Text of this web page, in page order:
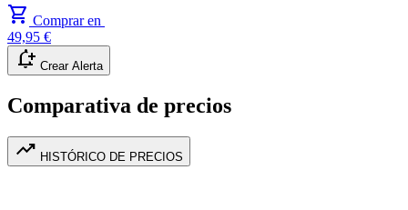
shopping_cart Comprar en
49,95 €
notification_add Crear Alerta
Comparativa de precios
trending_up HISTÓRICO DE PRECIOS